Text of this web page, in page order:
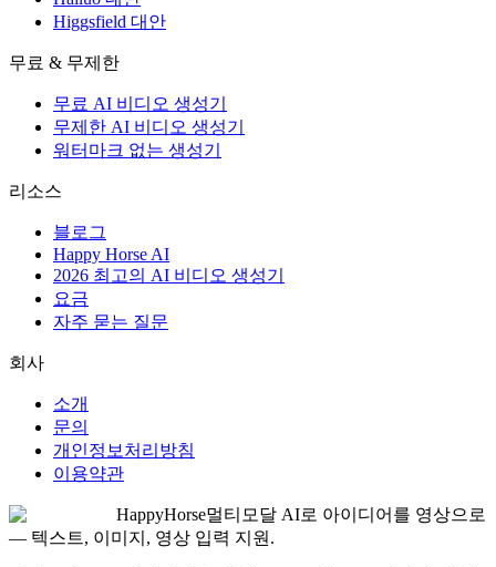
Higgsfield 대안
무료 & 무제한
무료 AI 비디오 생성기
무제한 AI 비디오 생성기
워터마크 없는 생성기
리소스
블로그
Happy Horse AI
2026 최고의 AI 비디오 생성기
요금
자주 묻는 질문
회사
소개
문의
개인정보처리방침
이용약관
HappyHorse멀티모달 AI로 아이디어를 영상으로
— 텍스트, 이미지, 영상 입력 지원.